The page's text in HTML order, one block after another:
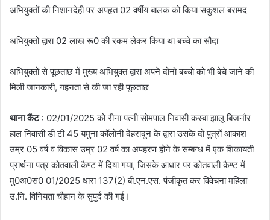
अभियुक्तों की निशानदेही पर अपहृत 02 वर्षीय बालक को किया सकुशल बरामद
अभियुक्तो द्वारा 02 लाख रू0 की रकम लेकर किया था बच्चे का सौदा
अभियुक्तों से पूछताछ में मुख्य अभियुक्त द्वारा अपने दोनो बच्चो को भी बेचे जाने की
मिली जानकारी, गहनता से की जा रही पूछताछ
थाना कैंट: 02/01/2025 को रीना पत्नी सोमपाल निवासी कस्बा झालू बिजनौर
हाल निवासी डी टी 45 यमुना कॉलोनी देहरादून के द्वारा उसके दो पुत्रों आकाश
उम्र 05 वर्ष व विकास उम्र 02 वर्ष का अपहरण होने के सम्बन्ध में एक शिकायती
प्रार्थना पत्र कोतवाली कैण्ट में दिया गया, जिसके आधार पर कोतवाली कैण्ट में
मु0अ0सं0 01/2025 धारा 137(2) बी.एन.एस. पंजीकृत कर विवेचना महिला
उ.नि. विनियता चौहान के सुपुर्द की गई।